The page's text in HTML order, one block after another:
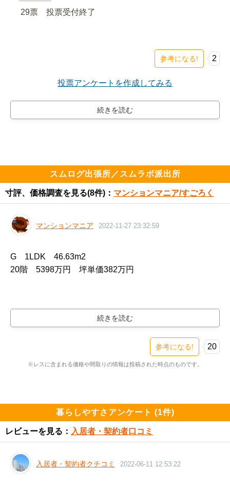
29票 投票受付終了
参考になる! 2
投票アンケートを作成してみる
スムログ出張所／スムラボ派出所
寸評、価格調査を見る(8件)： マンションマニア/すごろく
マンションマニア 2022-11-27 23:32:59
G　1LDK　46.63m2
20階　5398万円　坪単価382万円
参考になる! 20
※レスに含まれる価格や間取りの情報は投稿された時点のものです。
暮らしやすさアンケート (1件)
レビューを見る： 入居者・契約者口コミ
入居者・契約者クチコミ 2022-06-11 12:53:22